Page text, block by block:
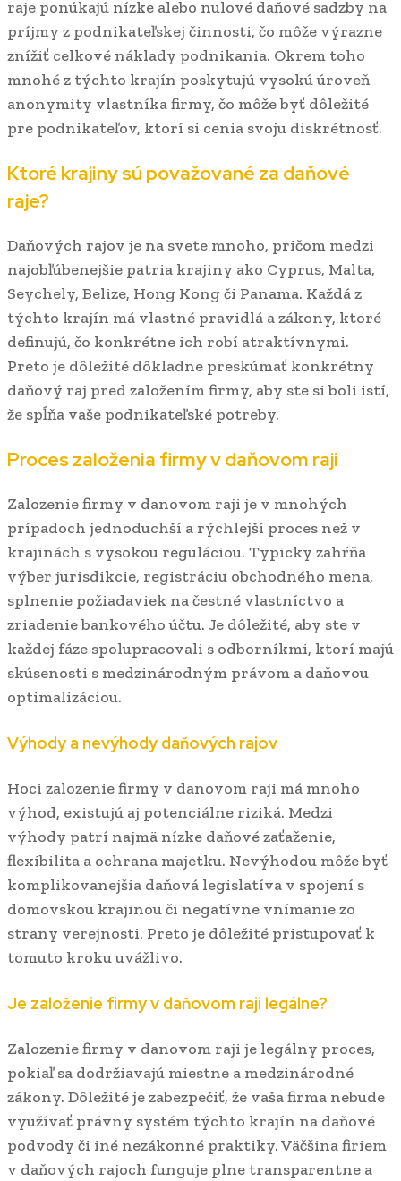
raje ponúkajú nízke alebo nulové daňové sadzby na
príjmy z podnikateľskej činnosti, čo môže výrazne
znížiť celkové náklady podnikania. Okrem toho
mnohé z týchto krajín poskytujú vysokú úroveň
anonymity vlastníka firmy, čo môže byť dôležité
pre podnikateľov, ktorí si cenia svoju diskrétnosť.
Ktoré krajiny sú považované za daňové
raje?
Daňových rajov je na svete mnoho, pričom medzi
najobľúbenejšie patria krajiny ako Cyprus, Malta,
Seychely, Belize, Hong Kong či Panama. Každá z
týchto krajín má vlastné pravidlá a zákony, ktoré
definujú, čo konkrétne ich robí atraktívnymi.
Preto je dôležité dôkladne preskúmať konkrétny
daňový raj pred založením firmy, aby ste si boli istí,
že spĺňa vaše podnikateľské potreby.
Proces založenia firmy v daňovom raji
Zalozenie firmy v danovom raji je v mnohých
prípadoch jednoduchší a rýchlejší proces než v
krajinách s vysokou reguláciou. Typicky zahŕňa
výber jurisdikcie, registráciu obchodného mena,
splnenie požiadaviek na čestné vlastníctvo a
zriadenie bankového účtu. Je dôležité, aby ste v
každej fáze spolupracovali s odborníkmi, ktorí majú
skúsenosti s medzinárodným právom a daňovou
optimalizáciou.
Výhody a nevýhody daňových rajov
Hoci zalozenie firmy v danovom raji má mnoho
výhod, existujú aj potenciálne riziká. Medzi
výhody patrí najmä nízke daňové zaťaženie,
flexibilita a ochrana majetku. Nevýhodou môže byť
komplikovanejšia daňová legislatíva v spojení s
domovskou krajinou či negatívne vnímanie zo
strany verejnosti. Preto je dôležité pristupovať k
tomuto kroku uvážlivo.
Je založenie firmy v daňovom raji legálne?
Zalozenie firmy v danovom raji je legálny proces,
pokiaľ sa dodržiavajú miestne a medzinárodné
zákony. Dôležité je zabezpečiť, že vaša firma nebude
využívať právny systém týchto krajín na daňové
podvody či iné nezákonné praktiky. Väčšina firiem
v daňových rajoch funguje plne transparentne a